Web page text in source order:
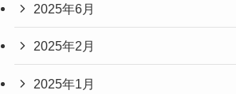
2025年6月
2025年2月
2025年1月